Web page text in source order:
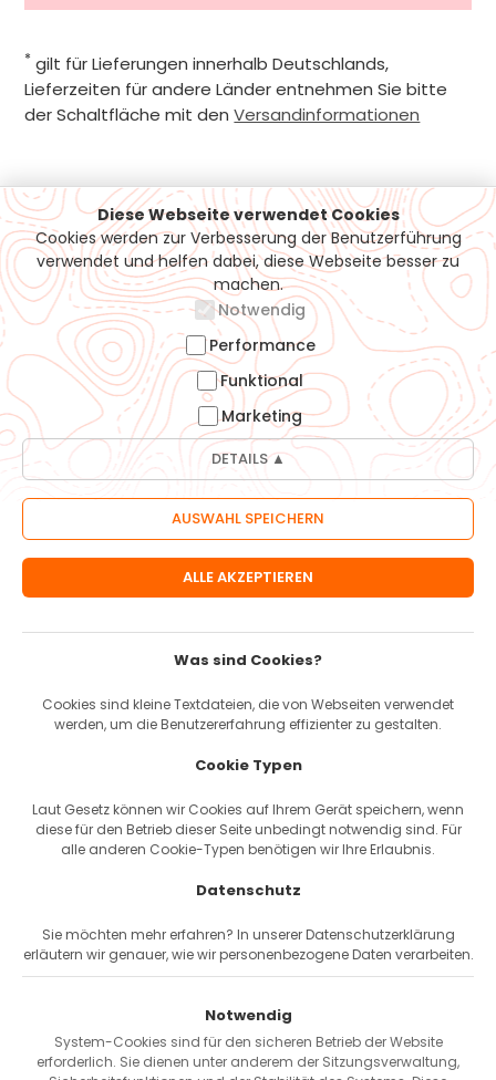
* gilt für Lieferungen innerhalb Deutschlands,
Lieferzeiten für andere Länder entnehmen Sie bitte
der Schaltfläche mit denVersandinformationen
Support / Hotline
07161-5050815
info@moehrle-bikes.de
Möhrle-Bikes GmbH
Heininger Str. 40
73037 Göppingen
Informationen
Über uns
Impressum
Datenschutz
Service
Firmen Flottenkauf
Pendler-Sparrechner
Kontakt
Passwort vergessen
Diese Webseite verwendet Cookies
Cookies werden zur Verbesserung der Benutzerführung
verwendet und helfen dabei, diese Webseite besser zu
machen.
Notwendig
Performance
Funktional
Marketing
DETAILS ▲
Was sind Cookies?
Cookies sind kleine Textdateien, die von Webseiten verwendet
werden, um die Benutzererfahrung effizienter zu gestalten.
Cookie Typen
Laut Gesetz können wir Cookies auf Ihrem Gerät speichern, wenn
diese für den Betrieb dieser Seite unbedingt notwendig sind. Für
alle anderen Cookie-Typen benötigen wir Ihre Erlaubnis.
Datenschutz
Sie möchten mehr erfahren? In unserer Datenschutzerklärung
erläutern wir genauer, wie wir personenbezogene Daten verarbeiten.
Notwendig
System-Cookies sind für den sicheren Betrieb der Website
erforderlich. Sie dienen unter anderem der Sitzungsverwaltung,